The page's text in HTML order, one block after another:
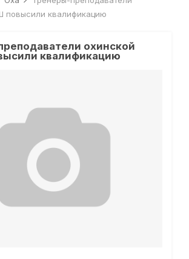
квалификацию
охинской
квалификацию